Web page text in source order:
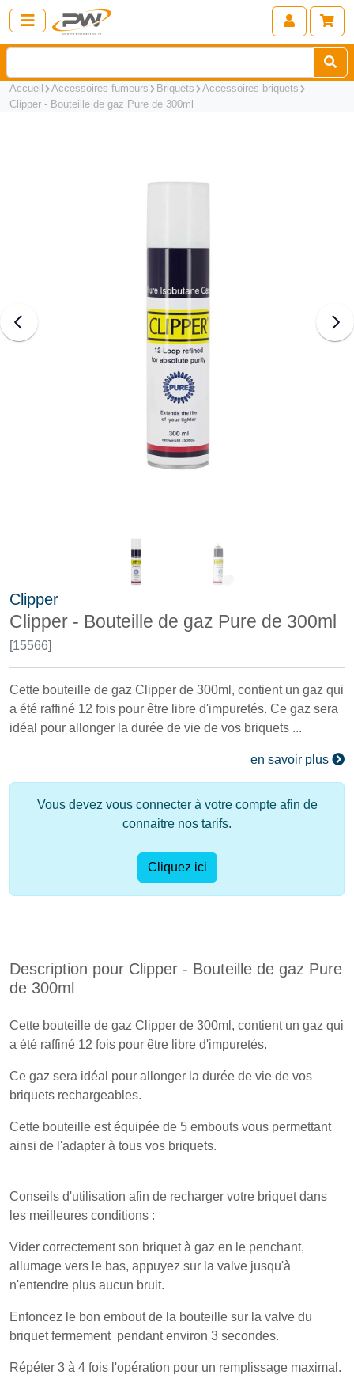
Accueil Accessoires fumeurs Briquets
Accessoires briquets
Clipper - Bouteille de gaz Pure de 300ml
Clipper
Clipper - Bouteille de gaz Pure de 300ml
[15566]
Cette bouteille de gaz Clipper de 300ml, contient un gaz qui
a été raffiné 12 fois pour être libre d'impuretés. Ce gaz sera
idéal pour allonger la durée de vie de vos briquets ...
en savoir plus
Vous devez vous connecter à votre compte afin de
connaitre nos tarifs.
Cliquez ici
Description pour Clipper - Bouteille de gaz Pure
de 300ml
Cette bouteille de gaz Clipper de 300ml, contient un gaz qui
a été raffiné 12 fois pour être libre d'impuretés.
Ce gaz sera idéal pour allonger la durée de vie de vos
briquets rechargeables.
Cette bouteille est équipée de 5 embouts vous permettant
ainsi de l'adapter à tous vos briquets.
Conseils d'utilisation afin de recharger votre briquet dans
les meilleures conditions :
Vider correctement son briquet à gaz en le penchant,
allumage vers le bas, appuyez sur la valve jusqu'à
n'entendre plus aucun bruit.
Enfoncez le bon embout de la bouteille sur la valve du
briquet fermement pendant environ 3 secondes.
Répéter 3 à 4 fois l'opération pour un remplissage maximal.